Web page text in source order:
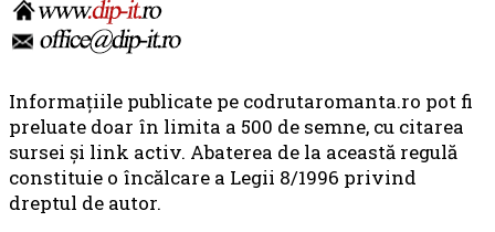
Informaţiile publicate pe codrutaromanta.ro pot fi
preluate doar în limita a 500 de semne, cu citarea
sursei şi link activ. Abaterea de la această regulă
constituie o încălcare a Legii 8/1996 privind
dreptul de autor.